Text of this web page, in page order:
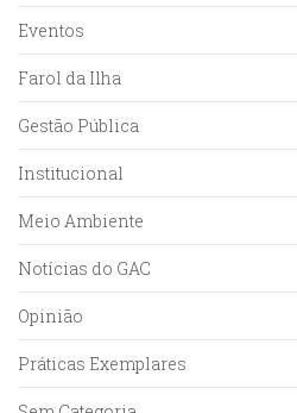
Eventos
Farol da Ilha
Gestão Pública
Institucional
Meio Ambiente
Notícias do GAC
Opinião
Práticas Exemplares